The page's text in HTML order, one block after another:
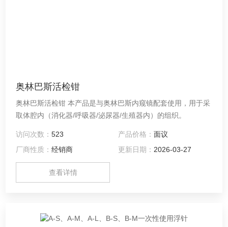
奥林巴斯活检钳
奥林巴斯活检钳 本产品是与奥林巴斯内窥镜配套使用，用于采
取体腔内（消化器/呼吸器/泌尿器/生殖器内）的组织。
访问次数：523 产品价格： 面议
厂商性质：经销商 更新日期： 2026-03-27
查看详情